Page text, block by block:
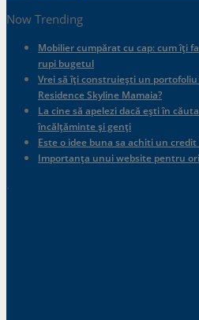
Now Trending
Mobilier cumpărat cu cap: cum îți
rupi bugetul
Vrei să îți construiești un portofoliu
Residence Skyline Mamaia?
La cine să apelezi dacă ești în
încălțăminte și genți
Este o idee buna sa achiti un
Importanța unui website pentru
.